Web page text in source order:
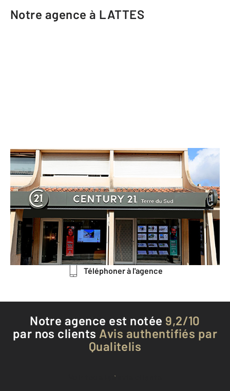
Notre agence à LATTES
CENTURY 21 Terre du Sud
Centre Cial Jacques d'Aragon II
Place Jacques d'Aragon
LATTES - 34970
Envoyer un message
Téléphoner à l'agence
Notre agence est notée 9,2/10
par nos clients Avis authentifiés par
Qualitelis
Voir tous les avis clients